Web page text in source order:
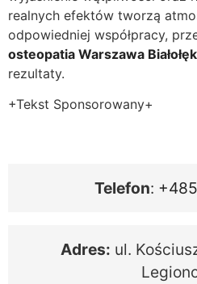
realnych efektów tworzą
odpowiedniej współpracy,
osteopatia Warszawa
rezultaty.
+Tekst Sponsorowany+
Telefon:
Adres: ul.